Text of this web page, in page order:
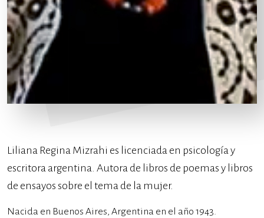
Liliana Regina Mizrahi es licenciada en psicología y
escritora argentina. Autora de libros de poemas y libros
de ensayos sobre el tema de la mujer.
Nacida en Buenos Aires, Argentina en el año 1943.